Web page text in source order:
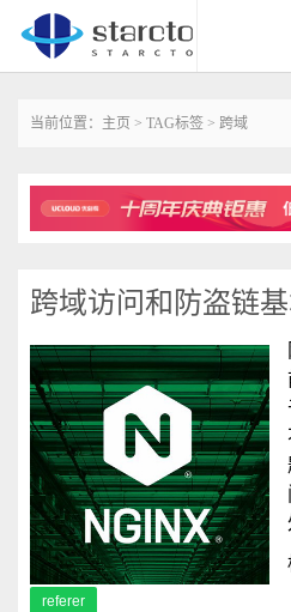
当前位置： 主页 > TAG标签 > 跨域
跨域访问和防盗链
referer